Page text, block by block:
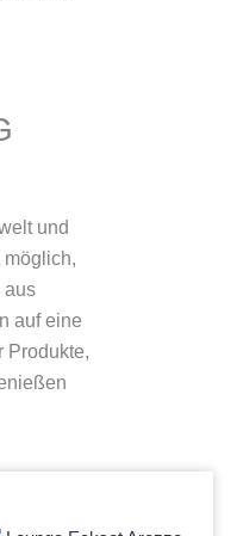
und
möglich,
aus
auf eine
Produkte,